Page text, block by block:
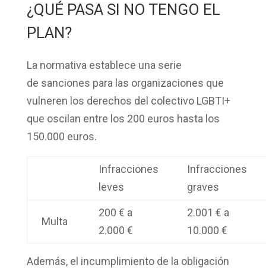
¿QUÉ PASA SI NO TENGO EL
PLAN?
La normativa establece una serie
de sanciones para las organizaciones que
vulneren los derechos del colectivo LGBTI+
que oscilan entre los 200 euros hasta los
150.000 euros.
Infracciones
leves
Infracciones
graves
Multa
200 € a
2.000 €
2.001 € a
10.000 €
Además, el incumplimiento de la obligación